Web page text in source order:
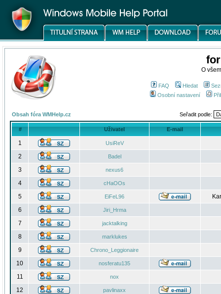
O
FAQ Hledat
Osobní nastavení
Obsah fóra WMHelp.cz Seřadit podle:
# Uživatel E-mail
1 UsiReV
2 Badel
3 nexus6
4 cHaOOs
5 EiFeL96
6
Jiri_Hrma
7 jacktalking
8 marklukes
9 Chrono_Leggionaire
10 nosferatu135
11 nox
12 pavlinaxx